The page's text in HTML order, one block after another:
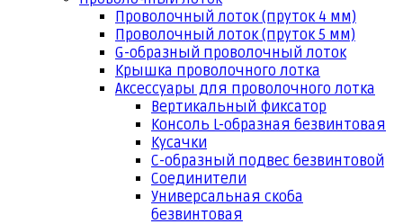
Проволочный лоток (пруток 4 мм)
Проволочный лоток (пруток 5 мм)
G-образный проволочный лоток
Крышка проволочного лотка
Аксессуары для проволочного лотка
Вертикальный фиксатор
Консоль L-образная безвинтовая
Кусачки
С-образный подвес безвинтовой
Соединители
Универсальная скоба
безвинтовая